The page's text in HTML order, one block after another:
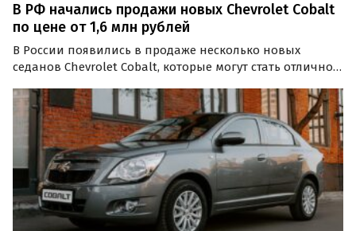
В РФ начались продажи новых Chevrolet Cobalt
по цене от 1,6 млн рублей
В России появились в продаже несколько новых
седанов Chevrolet Cobalt, которые могут стать отличной
«четырехдверкам» этого класса.